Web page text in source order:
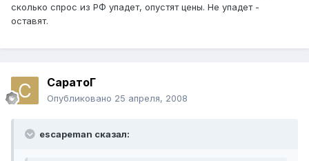
сколько спрос из РФ упадет, опустят цены. Не упадет -
оставят.
СаратоГ
Опубликовано 25 апреля, 2008
escapeman сказал: